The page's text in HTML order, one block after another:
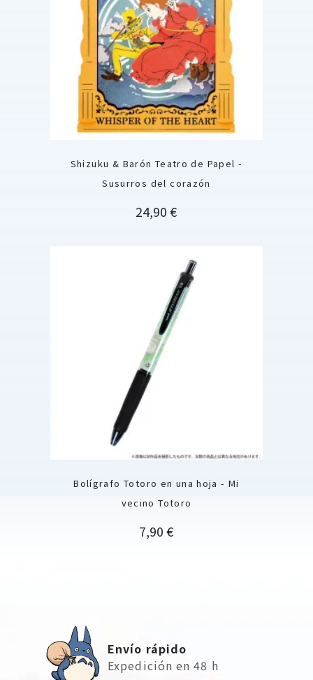
Shizuku & Barón Teatro de Papel -
Susurros del corazón
Precio
24,90 €
Bolígrafo Totoro en una hoja - Mi
vecino Totoro
Precio
7,90 €
Envío rápido
Expedición en 48 h